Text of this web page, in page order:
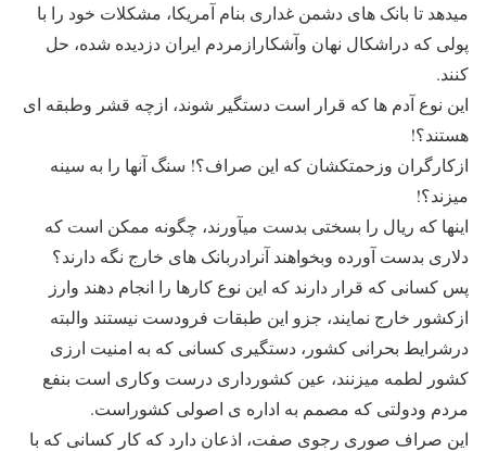
میدهد تا بانک های دشمن غداری بنام آمریکا، مشکلات خود را با
پولی که دراشکال نهان وآشکارازمردم ایران دزدیده شده، حل
کنند.
این نوع آدم ها که قرار است دستگیر شوند، ازچه قشر وطبقه ای
هستند؟!
ازکارگران وزحمتکشان که این صراف؟! سنگ آنها را به سینه
میزند؟!
اینها که ریال را بسختی بدست میآورند، چگونه ممکن است که
دلاری بدست آورده وبخواهند آنرادربانک های خارج نگه دارند؟
پس کسانی که قرار دارند که این نوع کارها را انجام دهند وارز
ازکشور خارج نمایند، جزو این طبقات فرودست نیستند والبته
درشرایط بحرانی کشور، دستگیری کسانی که به امنیت ارزی
کشور لطمه میزنند، عین کشورداری درست وکاری است بنفع
مردم ودولتی که مصمم به اداره ی اصولی کشوراست.
این صراف صوری رجوی صفت، اذعان دارد که کار کسانی که با